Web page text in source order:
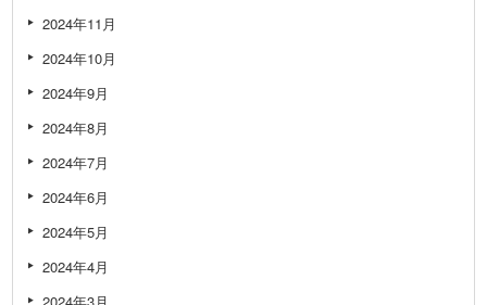
2024年11月
2024年10月
2024年9月
2024年8月
2024年7月
2024年6月
2024年5月
2024年4月
2024年3月